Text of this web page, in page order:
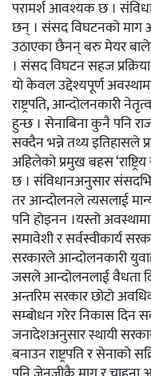
परामर्श आवश्यक छ ।
छन् । संसद विघटनको माग
उठाएका छैनन् बरु मेयर
। संसद विघटन सहज
यो केवल उद्देश्यपूर्ण
राष्ट्रपति, आन्दोलनकारी
हुन्छ । सेनाबिना कुनै पनि
सक्दैन भन्ने तथ्य इतिहासले
अहिलेको प्रमुख बहस
छ । संविधानअनुसार
तर आन्दोलनले त्यसलाई
पनि होइनन ।यस्तो
समावेशी र सर्वस्वीकार्य
सरकारले आन्दोलनकारी
जसले आन्दोलनलाई वैधता
अन्तरिम सरकार छोटो
सम्बोधन गरेर निकास दिन
जनादेशअनुसार स्थायी
बनाउन राष्ट्रपति र सेनाको